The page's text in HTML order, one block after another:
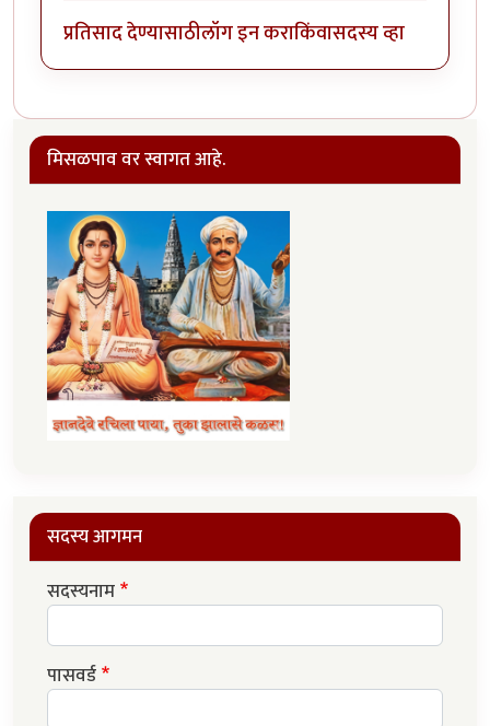
प्रतिसाद देण्यासाठीलॉग इन कराकिंवासदस्य व्हा
मिसळपाव वर स्वागत आहे.
सदस्य आगमन
सदस्यनाम
पासवर्ड